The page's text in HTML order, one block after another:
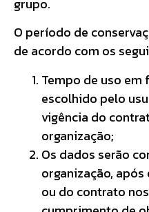
O período de
de acordo com os
Tempo de uso
escolhido pelo
vigência do
organização;
Os dados serão
organização,
ou do contrato